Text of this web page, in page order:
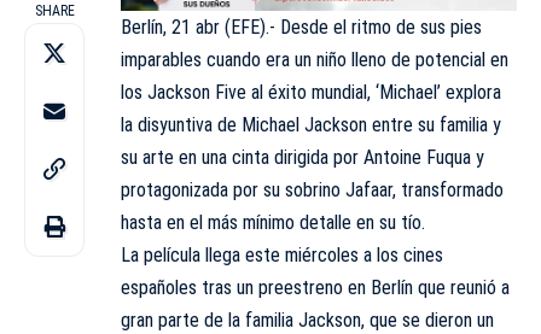
SHARE
Berlín, 21 abr (EFE).- Desde el ritmo de sus pies
imparables cuando era un niño lleno de potencial en
los Jackson Five al éxito mundial, ‘Michael’ explora
la disyuntiva de Michael Jackson entre su familia y
su arte en una cinta dirigida por Antoine Fuqua y
protagonizada por su sobrino Jafaar, transformado
hasta en el más mínimo detalle en su tío.
La película llega este miércoles a los cines
españoles tras un preestreno en Berlín que reunió a
gran parte de la familia Jackson, que se dieron un